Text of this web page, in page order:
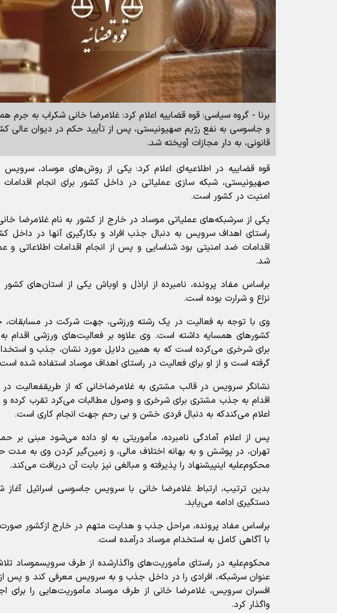
برنا - گروه سیاسی: قوه قضاییه اعلام کرد: غلامرضا خانی شکراب به جرم
و جاسوسی به نفع رژیم صهیونیستی، پس از تأیید حکم در دیوان عالی
قانونی، به دار مجازات آویخته شد.
قوه قضاییه در اطلاعیه‌ای اعلام کرد: یکی از روش‌های موساد،
صهیونیستی، شبکه سازی عملیاتی در داخل کشور برای انجام اقدامات
امنیت در کشور است.
یکی از سرشبکه‌های عملیاتی موساد در خارج از کشور به نام غلامرضا
راستای اهداف سرویس به دنبال جذب افراد و بکارگیری آنها در داخل
اقدامات ضد امنیتی بود شناسایی و پس از انجام اقدامات اطلاعاتی و
شد.
براساس مفاد پرونده، نامبرده از اراذل و اوباش یکی از استان‌های
نزاع و شرارت بوده است.
وی با توجه به فعالیت در یک رشته ورزشی، جهت شرکت در مسابقات،
کشور‌های همسایه داشته است. وی علاوه بر فعالیت‌های ورزشی اقدام
برای شرخری می‌کرده است که به همین دلایل مورد نشان، جذب و
گرفته است و از او برای فعالیت در راستای اهداف موساد استفاده شده
نشانگر سرویس در قالب مشتری به غلامرضاخانی که از طریقفعالیت
اقدام به جذب مشتری برای شرخری و وصول مطالبات می‌کرد تقرب کرده و
اعلام می‌کندکه به دنبال فردی خشن و بی رحم جهت انجام کاری است.
پس از اعلام آمادگی نامبرده، مأموریتی به او داده می‌شود مبنی بر
محکوم‌علیه اینپیشنهاد را پذیرفته و مبالغی نیز بابت آن دریافت می‌کند.
بدین ترتیب، ارتباط غلامرضا خانی با سرویس جاسوسی اسرائیل آغاز
دستگیری ادامه می‌یابد.
براساس مفاد پرونده، مراحل جذب و هدایت متهم در خارج ازکشور
با آگاهی کامل به استخدام موساد درآمده است.
محکوم‌علیه در راستای مأموریت‌های واگذارشده از طرف سرویسموساد
عنوان سرشبکه، افرادی را در داخل جذب و به سرویس معرفی کند و پس
افسران سرویس، غلامرضا خانی از طرف موساد مأموریت‌هایی را برای
واگذار کرد.